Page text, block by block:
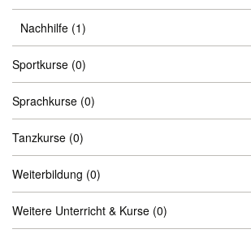
Nachhilfe (1)
Sportkurse (0)
Sprachkurse (0)
Tanzkurse (0)
Weiterbildung (0)
Weitere Unterricht & Kurse (0)